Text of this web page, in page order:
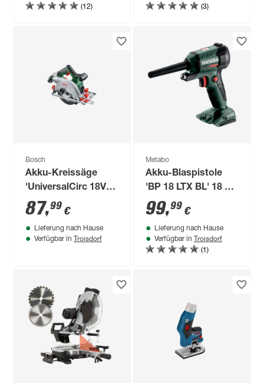
(12)
(3)
Bosch
Akku-Kreissäge
'UniversalCirc 18V-
53' ohne Akku
87,99 €
Lieferung nach Hause
Verfügbar in Troisdorf
Metabo
Akku-Blaspistole
'BP 18 LTX BL' 18 V
ohne Akku und
Ladegerät
99,99 €
Lieferung nach Hause
Verfügbar in Troisdorf
(1)